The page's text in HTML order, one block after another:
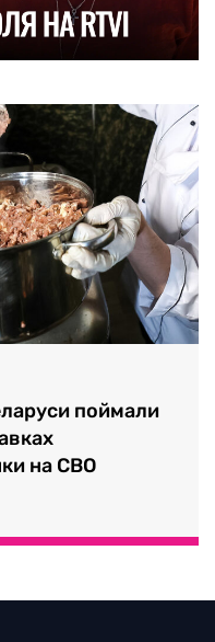
поймали
на СВО